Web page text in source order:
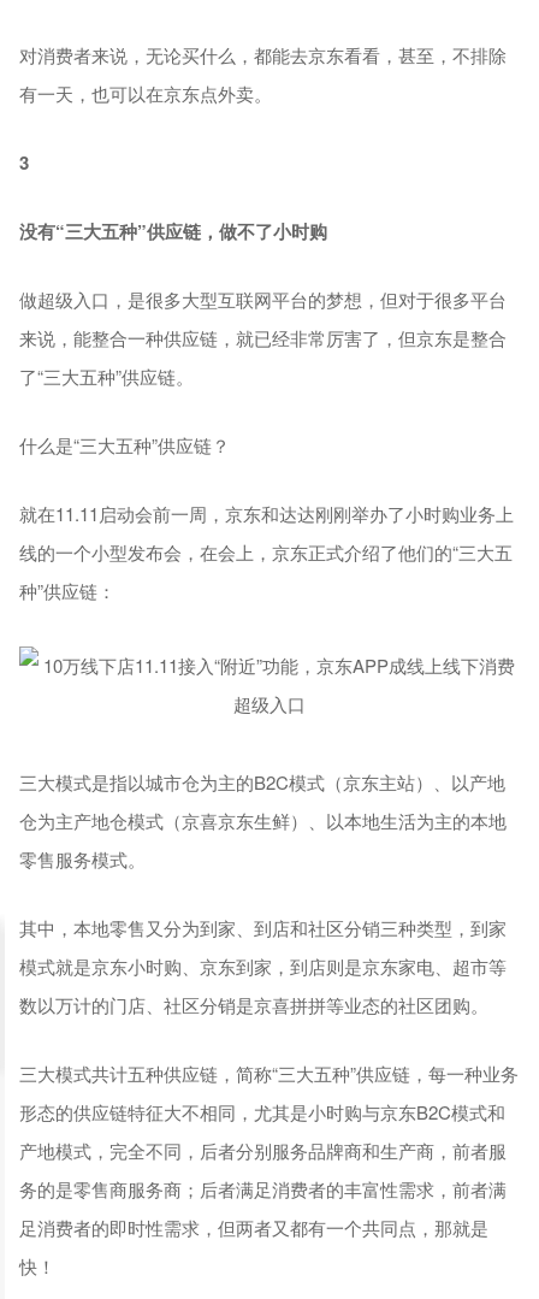
对消费者来说，无论买什么，都能去京东看看，甚至，不排除
有一天，也可以在京东点外卖。
3
没有“三大五种”供应链，做不了小时购
做超级入口，是很多大型互联网平台的梦想，但对于很多平台
来说，能整合一种供应链，就已经非常厉害了，但京东是整合
了“三大五种”供应链。
什么是“三大五种”供应链？
就在11.11启动会前一周，京东和达达刚刚举办了小时购业务上
线的一个小型发布会，在会上，京东正式介绍了他们的“三大五
种”供应链：
三大模式是指以城市仓为主的B2C模式（京东主站）、以产地
仓为主产地仓模式（京喜京东生鲜）、以本地生活为主的本地
零售服务模式。
其中，本地零售又分为到家、到店和社区分销三种类型，到家
模式就是京东小时购、京东到家，到店则是京东家电、超市等
数以万计的门店、社区分销是京喜拼拼等业态的社区团购。
三大模式共计五种供应链，简称“三大五种”供应链，每一种业务
形态的供应链特征大不相同，尤其是小时购与京东B2C模式和
产地模式，完全不同，后者分别服务品牌商和生产商，前者服
务的是零售商服务商；后者满足消费者的丰富性需求，前者满
足消费者的即时性需求，但两者又都有一个共同点，那就是
快！